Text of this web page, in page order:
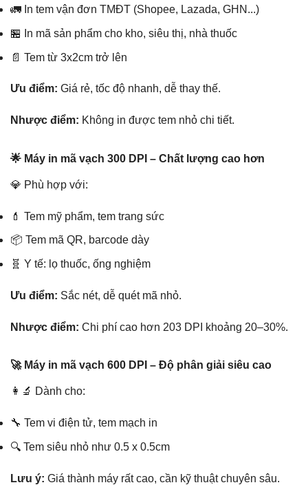
🚛 In tem vận đơn TMĐT (Shopee, Lazada, GHN...)
🏪 In mã sản phẩm cho kho, siêu thị, nhà thuốc
📄 Tem từ 3x2cm trở lên
Ưu điểm: Giá rẻ, tốc độ nhanh, dễ thay thế.
Nhược điểm: Không in được tem nhỏ chi tiết.
🌟 Máy in mã vạch 300 DPI – Chất lượng cao hơn
💎 Phù hợp với:
💄 Tem mỹ phẩm, tem trang sức
📦 Tem mã QR, barcode dày
🧬 Y tế: lọ thuốc, ống nghiệm
Ưu điểm: Sắc nét, dễ quét mã nhỏ.
Nhược điểm: Chi phí cao hơn 203 DPI khoảng 20–30%.
🚀 Máy in mã vạch 600 DPI – Độ phân giải siêu cao
👩‍🔬 Dành cho:
🔧 Tem vi điện tử, tem mạch in
🔍 Tem siêu nhỏ như 0.5 x 0.5cm
Lưu ý: Giá thành máy rất cao, cần kỹ thuật chuyên sâu.